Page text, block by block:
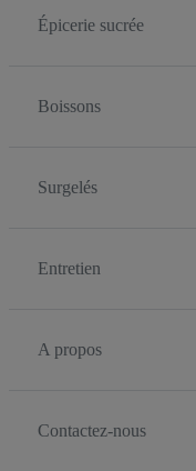
Épicerie sucrée
Boissons
Surgelés
Entretien
A propos
Contactez-nous